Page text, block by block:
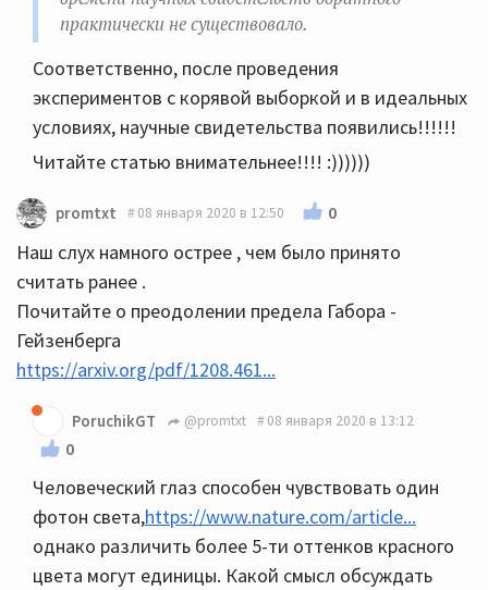
практически не существовало.
Соответственно, после проведения
экспериментов с корявой выборкой и в идеальных
условиях, научные свидетельства появились!!!!!!
Читайте статью внимательнее!!!! :))))))
promtxt 08 января 2020 в 12:50 0
Наш слух намного острее , чем было принято
считать ранее .
Почитайте о преодолении предела Габора -
Гейзенберга
https://arxiv.org/pdf/1208.461...
PoruchikGT @promtxt 08 января 2020 в 13:12
0
Человеческий глаз способен чувствовать один
фотон света,https://www.nature.com/article...
однако различить более 5-ти оттенков красного
цвета могут единицы. Какой смысл обсуждать